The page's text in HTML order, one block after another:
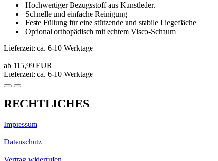
Hochwertiger Bezugsstoff aus Kunstleder.
Schnelle und einfache Reinigung
Feste Füllung für eine stützende und stabile Liegefläche
Optional orthopädisch mit echtem Visco-Schaum
Lieferzeit: ca. 6-10 Werktage
ab 115,99 EUR
Lieferzeit: ca. 6-10 Werktage
RECHTLICHES
Impressum
Datenschutz
Vertrag widerrufen